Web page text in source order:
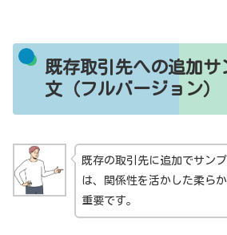
既存取引先への追加サ
文（フルバージョン）
既存の取引先に追加でサン
は、関係性を活かした柔ら
重要です。